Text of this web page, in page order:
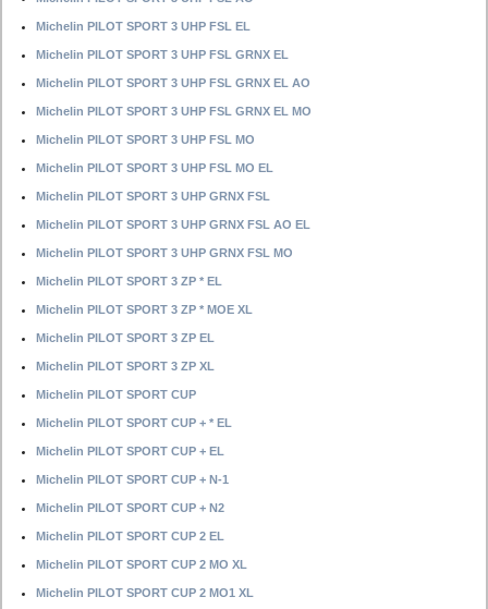
Michelin PILOT SPORT 3 UHP FSL EL
Michelin PILOT SPORT 3 UHP FSL GRNX EL
Michelin PILOT SPORT 3 UHP FSL GRNX EL AO
Michelin PILOT SPORT 3 UHP FSL GRNX EL MO
Michelin PILOT SPORT 3 UHP FSL MO
Michelin PILOT SPORT 3 UHP FSL MO EL
Michelin PILOT SPORT 3 UHP GRNX FSL
Michelin PILOT SPORT 3 UHP GRNX FSL AO EL
Michelin PILOT SPORT 3 UHP GRNX FSL MO
Michelin PILOT SPORT 3 ZP * EL
Michelin PILOT SPORT 3 ZP * MOE XL
Michelin PILOT SPORT 3 ZP EL
Michelin PILOT SPORT 3 ZP XL
Michelin PILOT SPORT CUP
Michelin PILOT SPORT CUP + * EL
Michelin PILOT SPORT CUP + EL
Michelin PILOT SPORT CUP + N-1
Michelin PILOT SPORT CUP + N2
Michelin PILOT SPORT CUP 2 EL
Michelin PILOT SPORT CUP 2 MO XL
Michelin PILOT SPORT CUP 2 MO1 XL